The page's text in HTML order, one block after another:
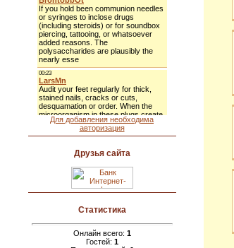
Для добавления необходима
авторизация
Друзья сайта
Статистика
Онлайн всего: 1
Гостей: 1